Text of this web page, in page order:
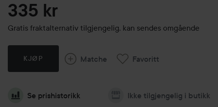
335 kr
Gratis fraktalternativ tilgjengelig, kan sendes omgående
KJØP Matche Favoritt
Se prishistorikk Ikke tilgjengelig i butikk